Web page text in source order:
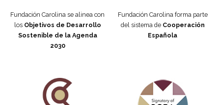
Fundación Carolina se alinea con
los Objetivos de Desarrollo
Sostenible de la Agenda
2030
Fundación Carolina forma parte
del sistema de Cooperación
Española